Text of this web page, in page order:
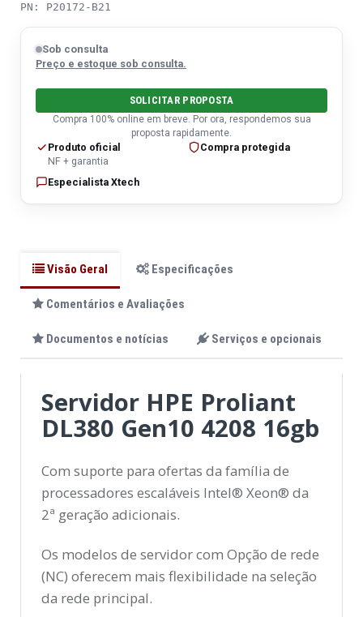
PN: P20172-B21
Sob consulta
Preço e estoque sob consulta.
SOLICITAR PROPOSTA
Compra 100% online em breve. Por ora, respondemos sua
proposta rapidamente.
Produto oficial
NF + garantia
Compra protegida
Especialista Xtech
Visão Geral Especificações
Comentários e Avaliações
Documentos e notícias Serviços e opcionais
Servidor HPE Proliant
DL380 Gen10 4208 16gb
Com suporte para ofertas da família de
processadores escaláveis Intel® Xeon® da
2ª geração adicionais.
Os modelos de servidor com Opção de rede
(NC) oferecem mais flexibilidade na seleção
da rede principal.